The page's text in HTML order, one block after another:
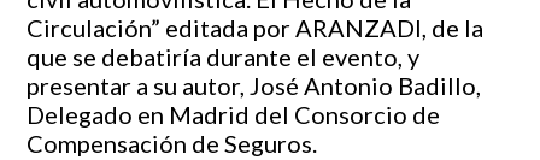
Circulación” editada por ARANZADI, de la
que se debatiría durante el evento, y
presentar a su autor, José Antonio Badillo,
Delegado en Madrid del Consorcio de
Compensación de Seguros.